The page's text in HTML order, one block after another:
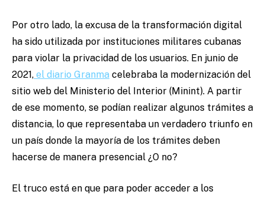
Por otro lado, la excusa de la transformación digital
ha sido utilizada por instituciones militares cubanas
para violar la privacidad de los usuarios. En junio de
2021, el diario Granma celebraba la modernización del
sitio web del Ministerio del Interior (Minint). A partir
de ese momento, se podían realizar algunos trámites a
distancia, lo que representaba un verdadero triunfo en
un país donde la mayoría de los trámites deben
hacerse de manera presencial ¿O no?
El truco está en que para poder acceder a los